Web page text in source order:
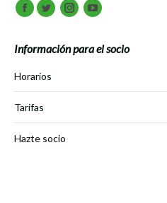
Encuéntranos en:
Facebook
TwitterInstagramYoutube
Información para el socio
Horarios
Tarifas
Hazte socio